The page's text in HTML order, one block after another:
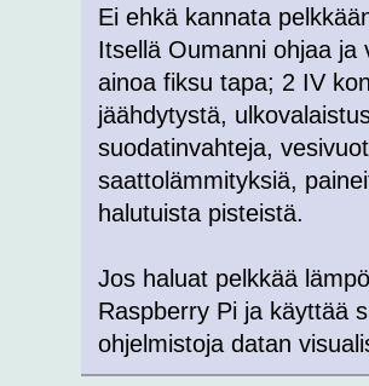
Ei ehkä kannata
Itsellä Oumanni ohjaa ja
ainoa fiksu tapa; 2 IV
jäähdytystä,
suodatinvahteja,
saattolämmityksiä,
halutuista pisteistä.
Jos haluat pelkkää
Raspberry Pi ja käyttää
ohjelmistoja datan